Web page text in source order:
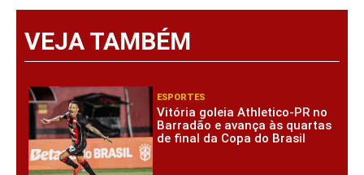
VEJA TAMBÉM
ESPORTES
Vitória goleia Athletico-PR no
Barradão e avança às quartas
de final da Copa do Brasil